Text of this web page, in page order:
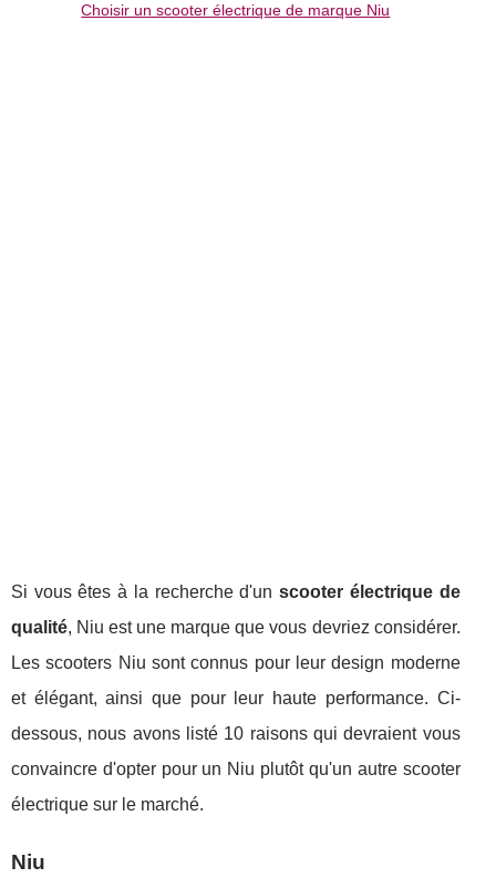
Choisir un scooter électrique de marque Niu
Si vous êtes à la recherche d'unscooter électrique de
qualité, Niu est une marque que vous devriez considérer.
Les scooters Niu sont connus pour leur design moderne
et élégant, ainsi que pour leur haute performance. Ci-
dessous, nous avons listé 10 raisons qui devraient vous
convaincre d'opter pour un Niu plutôt qu'un autre scooter
électrique sur le marché.
Niu